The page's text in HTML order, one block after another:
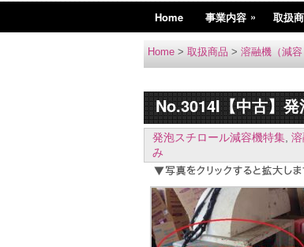
Home 事業内容 » 取扱
Home > 取扱商品 > 溶融機（減容
No.3014I【中古】
発泡スチロール減容機特集,
み